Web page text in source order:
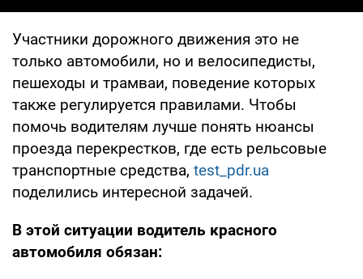
Участники дорожного движения это не
только автомобили, но и велосипедисты,
пешеходы и трамваи, поведение которых
также регулируется правилами. Чтобы
помочь водителям лучше понять нюансы
проезда перекрестков, где есть рельсовые
транспортные средства, test_pdr.ua
поделились интересной задачей.
В этой ситуации водитель красного
автомобиля обязан: